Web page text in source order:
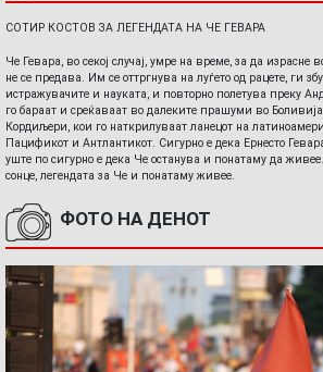
СОТИР КОСТОВ ЗА ЛЕГЕНДАТА НА ЧЕ ГЕВАРА
Че Гевара, во секој случај, умре на време, за да израсне
не се предава. Им се оттргнува на луѓето од рацете, ги
истражувачите и науката, и повторно полетува преку
го бараат и среќаваат во далеките прашуми во
Кордиљери, кои го наткрилуваат ланецот на
Пацификот и Антлантикот. Сигурно е дека Ернесто
уште по сигурно е дека Че останува и понатаму да
сонце, легендата за Че и понатаму живее.
ФОТО НА ДЕНОТ